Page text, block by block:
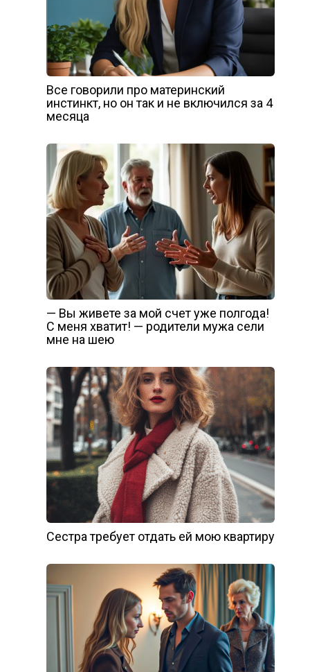
Все говорили про материнский
инстинкт, но он так и не включился за 4
месяца
— Вы живете за мой счет уже полгода!
С меня хватит! — родители мужа сели
мне на шею
Сестра требует отдать ей мою квартиру